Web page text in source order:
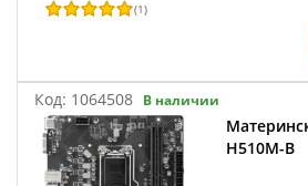
(1)
Код: 1064508 В наличии
H510M-B